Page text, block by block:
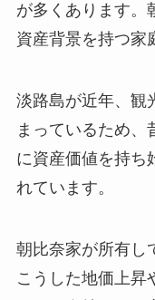
が多くあります。
資産背景を持つ家
淡路島が近年、観
まっているため、
に資産価値を持ち
れています。
朝比奈家が所有し
こうした地価上昇